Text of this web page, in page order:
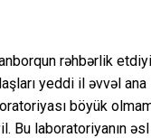
rəhbərlik
yeddi il əvvəl
böyük
Bu laboratoriyanın